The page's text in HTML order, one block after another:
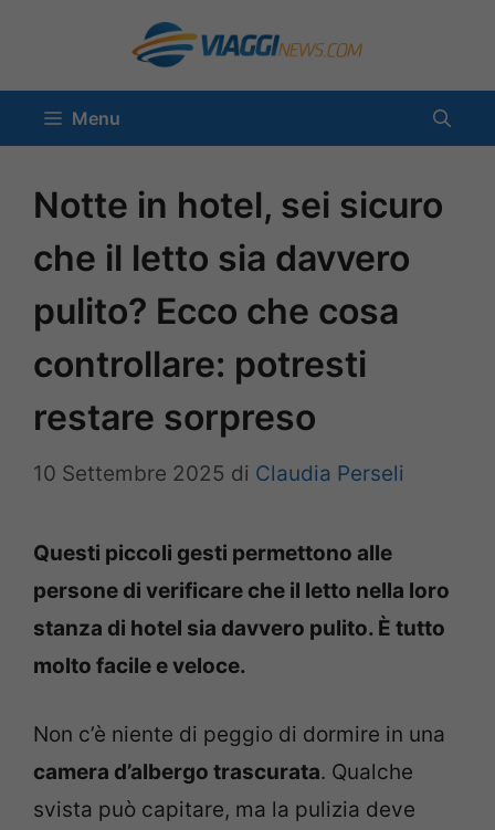
contenuto
Menu
Notte in hotel, sei sicuro
che il letto sia davvero
pulito? Ecco che cosa
controllare: potresti
restare sorpreso
10 Settembre 2025 di Claudia Perseli
Questi piccoli gesti permettono alle
persone di verificare che il letto nella loro
stanza di hotel sia davvero pulito. È tutto
molto facile e veloce.
Non c’è niente di peggio di dormire in una
camera d’albergo trascurata. Qualche
svista può capitare, ma la pulizia deve